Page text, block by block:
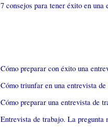
7 consejos para tener éxito en una
Cómo preparar con éxito una
Cómo triunfar en una entrevista
Cómo preparar una entrevista de
Entrevista de trabajo. La